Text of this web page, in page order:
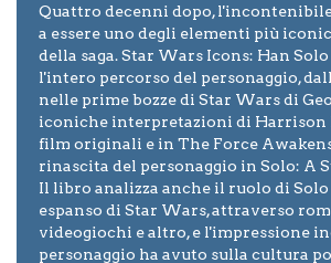
Quattro decenni dopo,
a essere uno degli elementi più
della saga. Star Wars Icons: Han
l'intero percorso del personaggio,
nelle prime bozze di Star Wars di
iconiche interpretazioni di Harrison
film originali e in The Force
rinascita del personaggio in Solo: A
Il libro analizza anche il ruolo di
espanso di Star Wars, attraverso
videogiochi e altro, e l'impressione
personaggio ha avuto sulla cultura